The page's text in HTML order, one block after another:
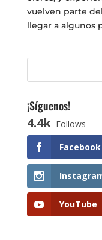
vuelven parte
llegar a algunos
¡Síguenos!
4.4k Follows
Facebook
YouTube